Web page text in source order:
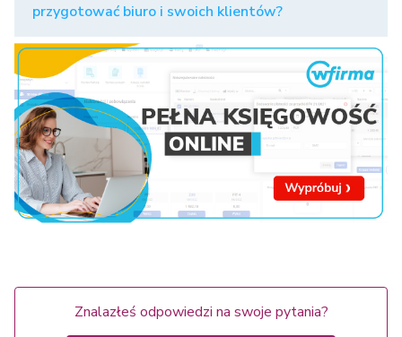
przygotować biuro i swoich klientów?
Znalazłeś odpowiedzi na swoje pytania?